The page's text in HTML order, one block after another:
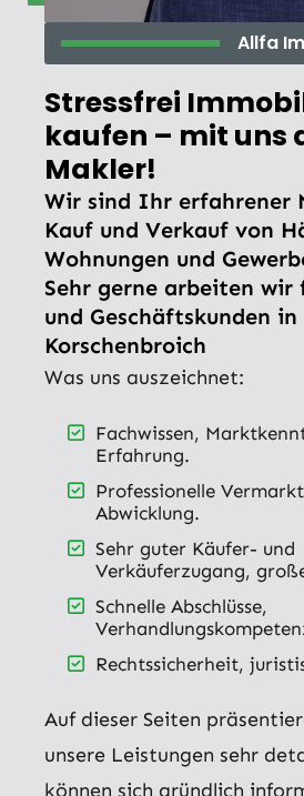
Allfa
Stressfrei
kaufen – mit uns
Makler!
Wir sind Ihr erfahrener
Kauf und Verkauf von
Wohnungen und
Sehr gerne arbeiten wir
und Geschäftskunden in
Korschenbroich
Was uns auszeichnet:
Fachwissen,
Erfahrung.
Professionelle
Abwicklung.
Sehr guter Käufer- und
Verkäuferzugang,
Schnelle Abschlüsse,
Rechtssicherheit,
Auf dieser Seiten
unsere Leistungen sehr
können sich gründlich